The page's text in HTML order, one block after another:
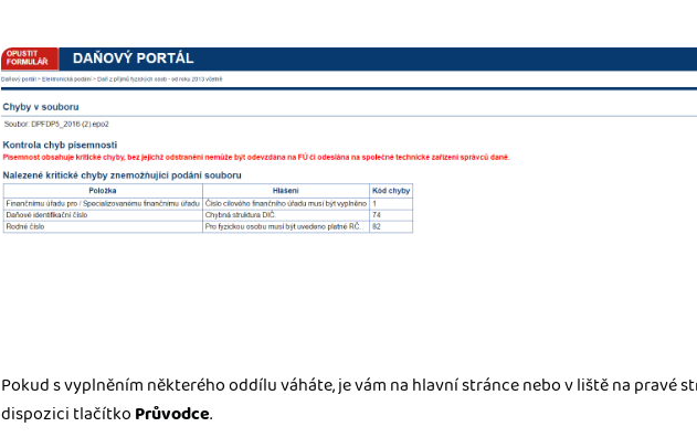
Pokud s vyplněním některého oddílu váháte, je vám na hlavní stránce nebo v liště na pravé
dispozici tlačítko Průvodce.